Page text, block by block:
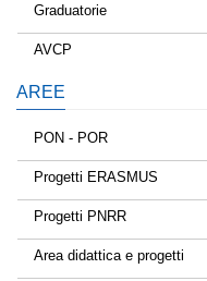
Graduatorie
AVCP
AREE
PON - POR
Tessere la rete
Estate a scuola
Scuola d'estate
Progetti ERASMUS
Progetti PNRR
Area didattica e progetti